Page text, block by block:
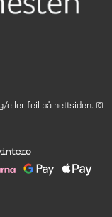
eller feil på nettsiden. ©